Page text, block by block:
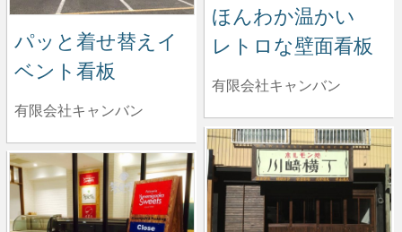
ほんわか温かい
レトロな壁面看板
有限会社キャンバン
パッと着せ替えイ
ベント看板
有限会社キャンバン